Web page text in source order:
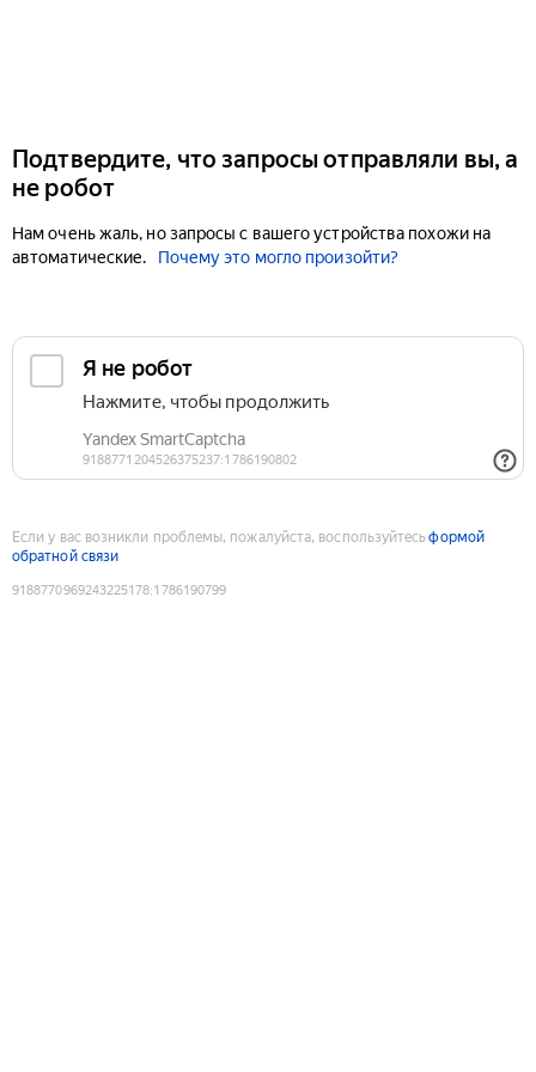
Подтвердите, что запросы отправляли вы, а
не робот
Нам очень жаль, но запросы с вашего устройства похожи на
автоматические.
Почему это могло произойти?
Если у вас возникли проблемы, пожалуйста, воспользуйтесьформой
обратной связи
9188770969243225178:1786190799